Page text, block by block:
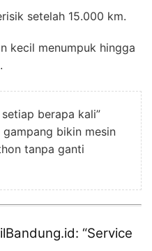
setelah 15.000 km.
kecil menumpuk hingga
berapa kali”
gampang bikin mesin
tanpa ganti
“Service